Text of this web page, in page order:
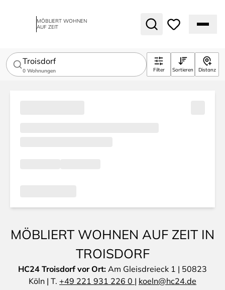
MÖBLIERT WOHNEN
AUF ZEIT
Troisdorf
0 Wohnungen Filter Sortieren Distanz
MÖBLIERT WOHNEN AUF ZEIT IN
TROISDORF
HC24 Troisdorf vor Ort: Am Gleisdreieck 1 | 50823
Köln | T. +49 221 931 226 0 | koeln@hc24.de